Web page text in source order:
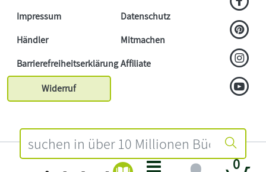
0
Impressum
Datenschutz
Händler
Mitmachen
BarrierefreiheitserklärungAffiliate
Widerruf